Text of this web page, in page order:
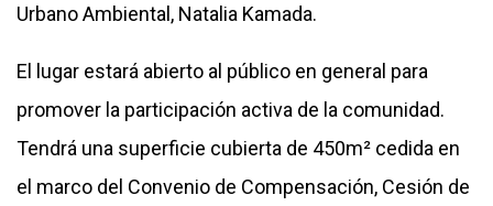
Urbano Ambiental, Natalia Kamada.
El lugar estará abierto al público en general para
promover la participación activa de la comunidad.
Tendrá una superficie cubierta de 450m² cedida en
el marco del Convenio de Compensación, Cesión de